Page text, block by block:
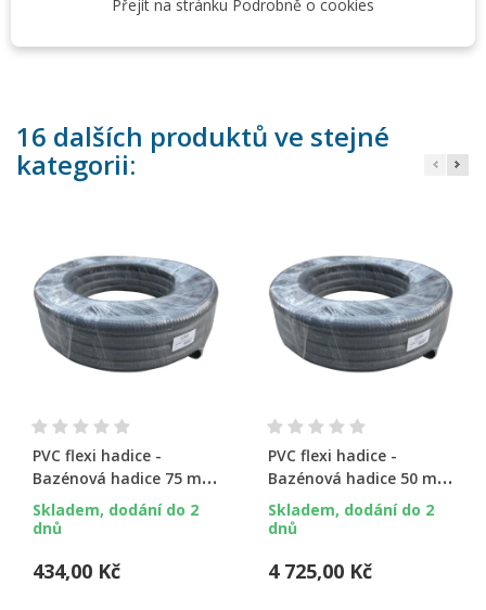
svou snadnou manipulací a montáží
16 dalších produktů ve stejné
kategorii:
PVC flexi hadice -
Bazénová hadice 75 mm
ext. (65 mm int.)
Skladem, dodání do 2
dnů
434,00 Kč
PVC flexi hadice -
Bazénová hadice 50 mm
ext. (42 mm int.), 25 m
balení
Skladem, dodání do 2
dnů
4 725,00 Kč
Přejít na stránku Podrobně o cookies